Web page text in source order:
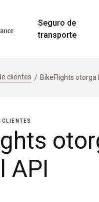
Seguro de
transporte
clientes BikeFlights otorga
CLIENTES
API